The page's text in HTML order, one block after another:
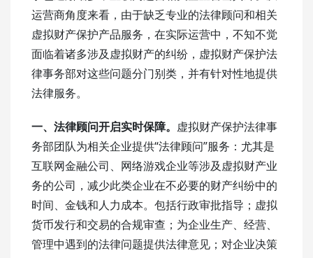
运营商角度来看，由于缺乏专业的法律顾问和相关
虚拟财产保护产品服务，在实际运营中，不知不觉
面临着诸多涉及虚拟财产的纠纷，虚拟财产保护法
律事务部对这些问题分门别类，并有针对性地提供
法律服务。
一、法律顾问开启实时保障。 虚拟财产保护法律事
务部团队为相关企业提供“法律顾问”服务：尤其是
互联网金融公司、网络游戏企业等涉及虚拟财产业
务的公司，减少此类企业在不必要的财产纠纷中的
时间、金钱和人力成本。包括行政审批指导；虚拟
货币发行和交易的合规审查；为企业生产、经营、
管理中遇到的法律问题提供法律意见；对企业决策